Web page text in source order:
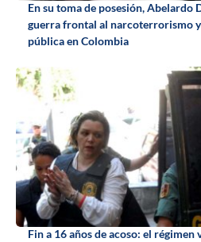
En su toma de posesión, Abelardo
guerra frontal al narcoterrorismo
pública en Colombia
Fin a 16 años de acoso: el